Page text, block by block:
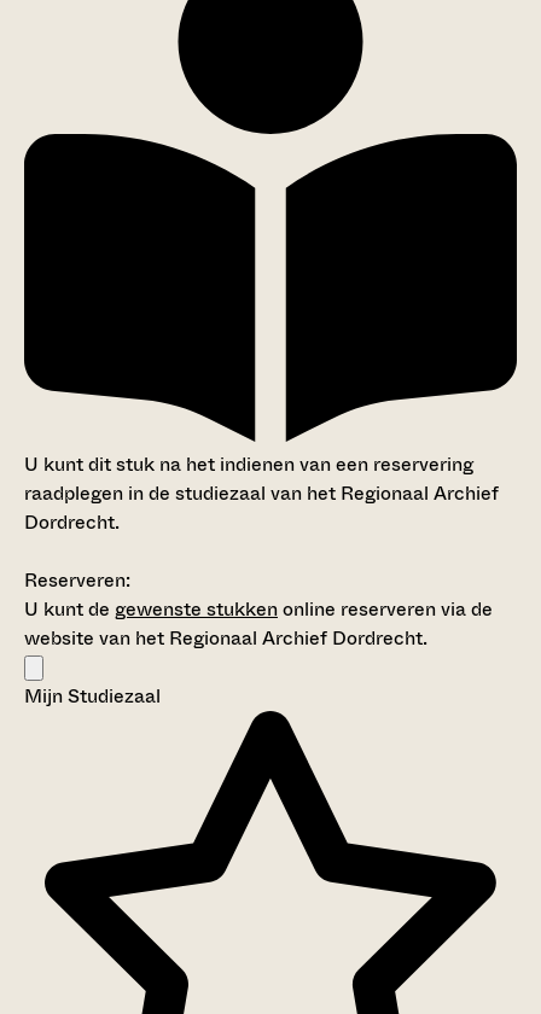
U kunt dit stuk na het indienen van een reservering
raadplegen in de studiezaal van het Regionaal Archief
Dordrecht.
Reserveren:
U kunt de gewenste stukkenonline reserveren via de
website van het Regionaal Archief Dordrecht.
Mijn Studiezaal